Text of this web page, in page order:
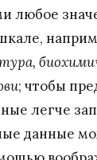
любое
; чтобы
легче
данные